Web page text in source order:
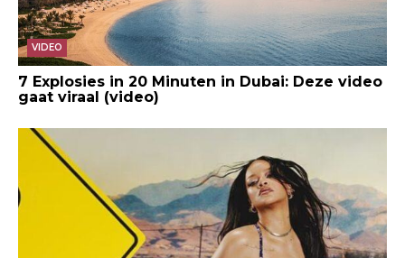
VIDEO
7 Explosies in 20 Minuten in Dubai: Deze video
gaat viraal (video)